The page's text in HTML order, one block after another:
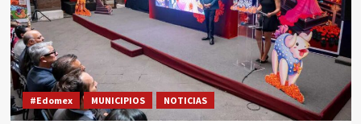
#Edomex MUNICIPIOS NOTICIAS